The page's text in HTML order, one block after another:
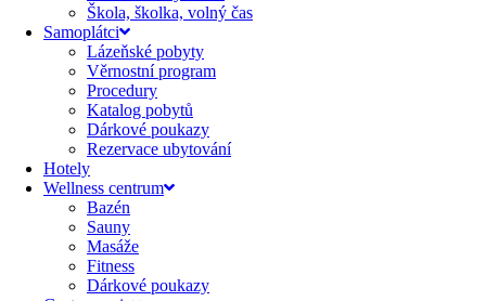
Škola, školka, volný čas
Samoplátci
Lázeňské pobyty
Věrnostní program
Procedury
Katalog pobytů
Dárkové poukazy​
Rezervace ubytování
Hotely
Wellness centrum
Bazén
Sauny
Masáže
Fitness
Dárkové poukazy​